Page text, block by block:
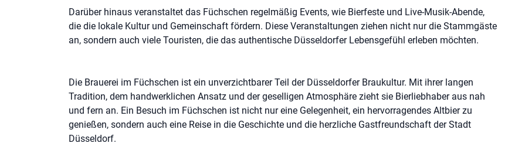
Darüber hinaus veranstaltet das Füchschen regelmäßig Events, wie Bierfeste und Live-Musik-Abende,
die die lokale Kultur und Gemeinschaft fördern. Diese Veranstaltungen ziehen nicht nur die Stammgäste
an, sondern auch viele Touristen, die das authentische Düsseldorfer Lebensgefühl erleben möchten.
Die Brauerei im Füchschen ist ein unverzichtbarer Teil der Düsseldorfer Braukultur. Mit ihrer langen
Tradition, dem handwerklichen Ansatz und der geselligen Atmosphäre zieht sie Bierliebhaber aus nah
und fern an. Ein Besuch im Füchschen ist nicht nur eine Gelegenheit, ein hervorragendes Altbier zu
genießen, sondern auch eine Reise in die Geschichte und die herzliche Gastfreundschaft der Stadt
Düsseldorf.